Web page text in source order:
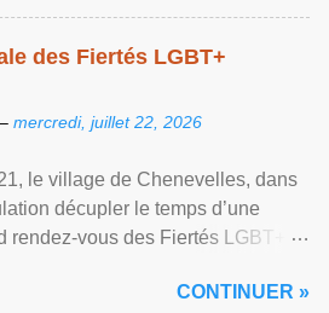
des Fiertés LGBT+
mercredi, juillet 22, 2026
le village de Chenevelles, dans
décupler le temps d’une
rendez-vous des Fiertés LGBT+
CONTINUER »